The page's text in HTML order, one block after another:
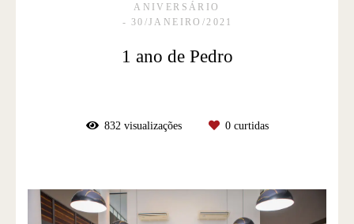
ANIVERSÁRIO
30/JANEIRO/2021
1 ano de Pedro
832 visualizações 0curtidas